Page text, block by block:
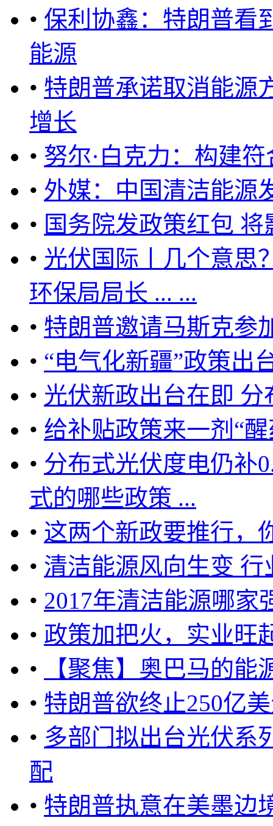
• 保利协鑫：特朗普看
能源
• 特朗普承诺取消能源
增长
• 努尔·白克力：构建
• 外媒：中国清洁能源
• 国务院发政策红包
• 光伏国际丨几个意思
环保局局长 ... ...
• 特朗普邀请马斯克参
• “电气化新疆”政策出
• 光伏新政出台在即
• 给补贴政策来一剂“醒
• 分布式光伏度电仍补
式的哪些政策 ...
• 这两个新政要推行，
• 清洁能源风向生变
• 2017年清洁能源哪家
• 政策加把火，实业旺
•
【聚焦】奥巴马的
• 特朗普欲终止250亿
• 多部门拟出台光伏系
配
• 特朗普执意在美墨边